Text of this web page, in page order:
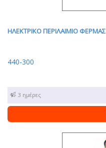
ΗΛΕΚΤΡΙΚΟ ΠΕΡΙΛΑΙΜΙΟ ΦΕΡΜΑΣ
440-300
1 - 3 ημέρες